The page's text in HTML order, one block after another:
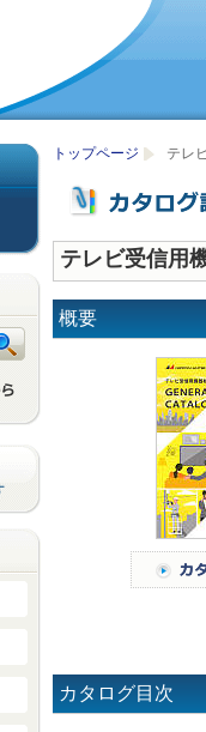
トップページ テレ
テレビ受信用
概要
カタログ目次